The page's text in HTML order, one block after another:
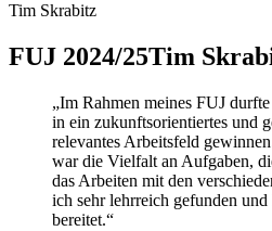
Tim Skrabitz
FUJ 2024/25Tim
„Im Rahmen meines FUJ
in ein zukunftsorientiertes und
relevantes Arbeitsfeld
war die Vielfalt an Aufgaben,
das Arbeiten mit den
ich sehr lehrreich gefunden
bereitet.“